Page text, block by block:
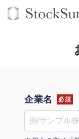
TOP
BPO支援
企業名 必須